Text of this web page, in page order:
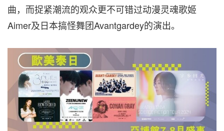
曲，而捉紧潮流的观众更不可错过动漫灵魂歌姬
Aimer及日本搞怪舞团Avantgardey的演出。